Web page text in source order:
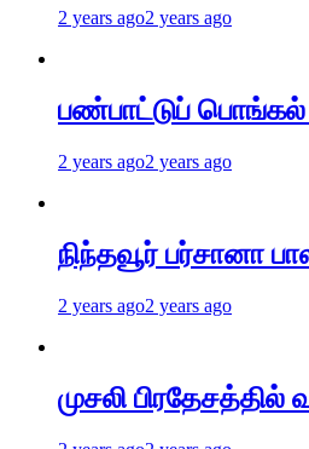
2 years ago2 years ago
பண்பாட்டுப் பொங்கல்
2 years ago2 years ago
நிந்தவூர் பர்சானா
2 years ago2 years ago
முசலி பிரதேசத்தில்